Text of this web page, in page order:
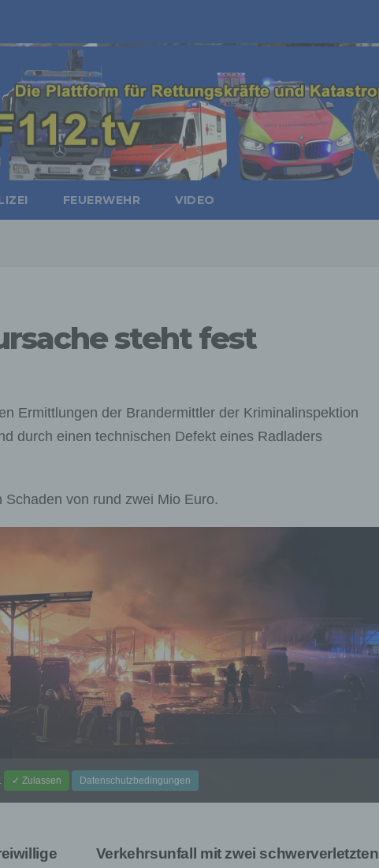
FEUERWEHR VIDEO
steht fest
Ermittlungen der Brandermittler der Kriminalinspektion
durch einen technischen Defekt eines Radladers
Schaden von rund zwei Mio Euro.
✓ Zulassen Datenschutzbedingungen
Verkehrsunfall mit zwei schwerverletzten